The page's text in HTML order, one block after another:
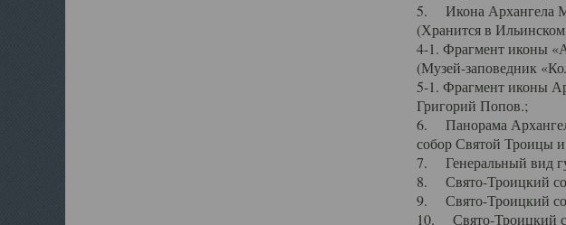
5. Икона Архангела
(Хранится в
4-1. Фрагмент иконы
(Музей-заповедник
5-1. Фрагмент иконы
Григорий Попов.;
6. Панорама
собор Святой Троицы и
7. Генеральный вид
8. Свято-Троицкий
9. Свято-Троицкий
10. Свято-Троицкий